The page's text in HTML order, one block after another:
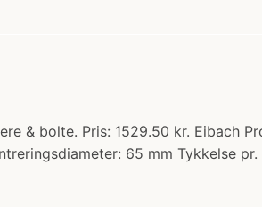
& bolte. Pris: 1529.50 kr. Eibach
65 mm Tykkelse